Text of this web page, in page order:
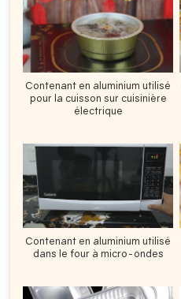
Contenant en aluminium utilisé
pour la cuisson sur cuisinière
électrique
Contenant en aluminium utilisé
dans le four à micro-ondes